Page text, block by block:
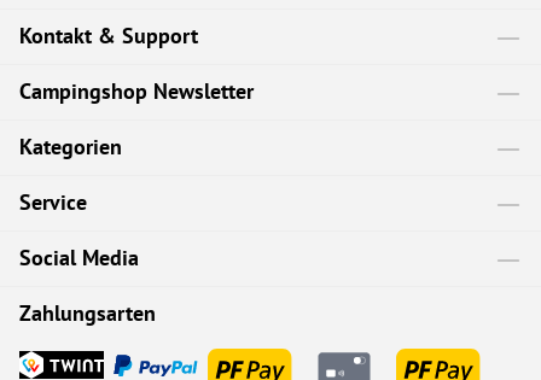
Kontakt & Support
Campingshop Newsletter
Kategorien
Service
Social Media
Zahlungsarten